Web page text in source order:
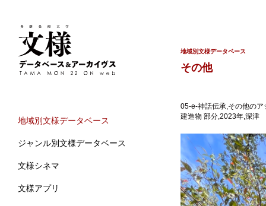
地域別文様データベース
ジャンル別文様データベース
文様シネマ
文様アプリ
地域別文様データベース
その他
05-e-神話伝承,その他の
建造物 部分,2023年,深津